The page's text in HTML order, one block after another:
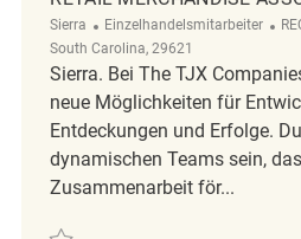
Sierra Kategorie
Einzelhandelsmitarbeiter
South Carolina, 29621
Sierra. Bei The TJX
neue Möglichkeiten für
Entdeckungen und Erfolge.
dynamischen Teams sein,
Zusammenarbeit för...